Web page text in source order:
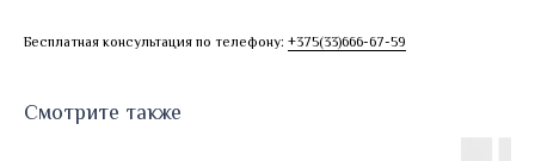
Бесплатная консультация по телефону: +375(33)666-67-59
Смотрите также